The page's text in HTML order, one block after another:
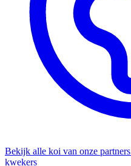
Bekijk alle koi van onze partners
kwekers